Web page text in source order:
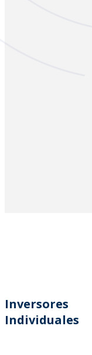
Inversores
Individuales